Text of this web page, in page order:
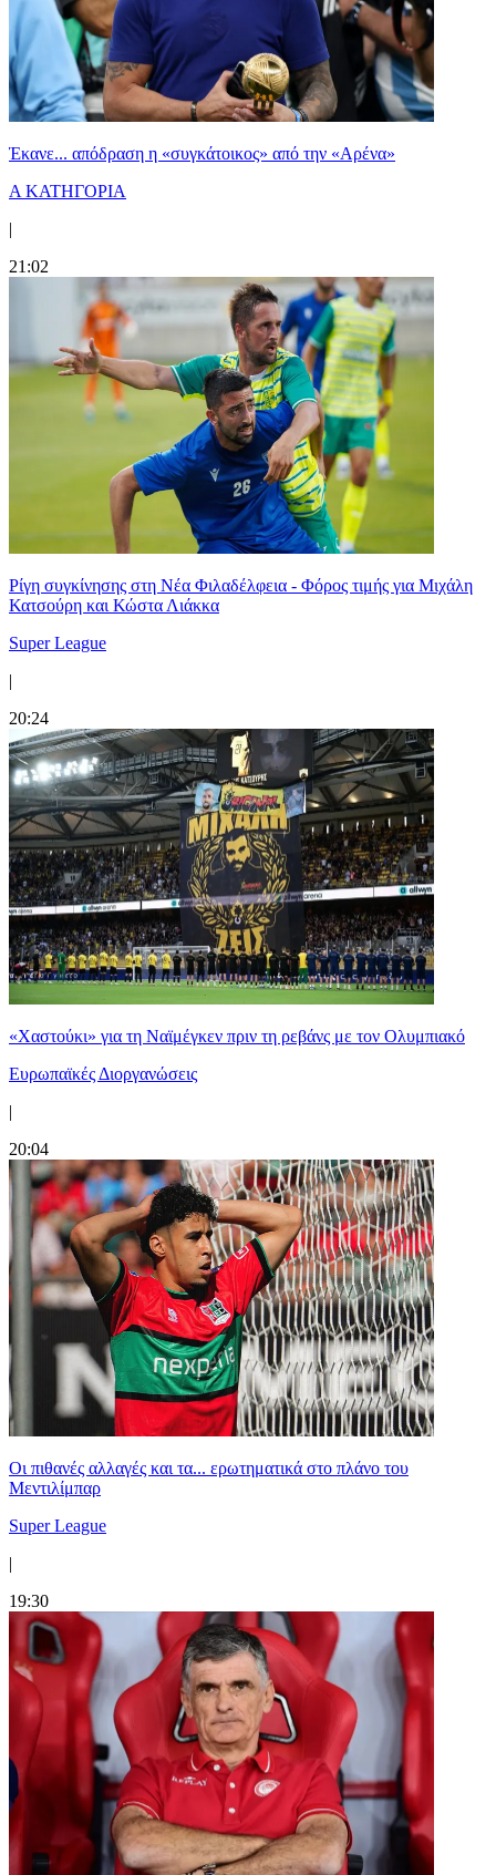
Έκανε... απόδραση η «συγκάτοικος» από την «Αρένα»
Α ΚΑΤΗΓΟΡΙΑ
|
21:02
Ρίγη συγκίνησης στη Νέα Φιλαδέλφεια - Φόρος τιμής για Μιχάλη
Κατσούρη και Κώστα Λιάκκα
Super League
|
20:24
«Χαστούκι» για τη Ναϊμέγκεν πριν τη ρεβάνς με τον Ολυμπιακό
Ευρωπαϊκές Διοργανώσεις
|
20:04
Οι πιθανές αλλαγές και τα... ερωτηματικά στο πλάνο του
Μεντιλίμπαρ
Super League
|
19:30